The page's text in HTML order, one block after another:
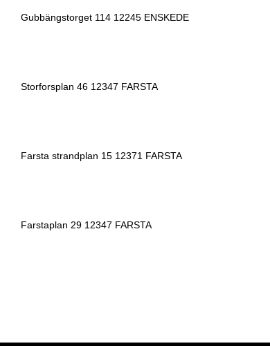
Gubbängstorget 114 12245 ENSKEDE
Storforsplan 46 12347 FARSTA
Farsta strandplan 15 12371 FARSTA
Farstaplan 29 12347 FARSTA